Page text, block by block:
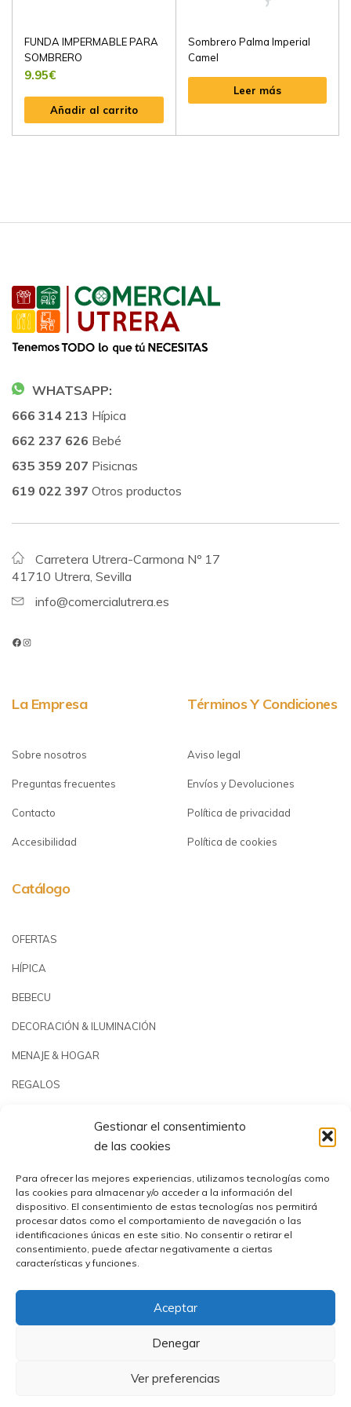
Gestionar el consentimiento
de las cookies
Para ofrecer las mejores experiencias, utilizamos tecnologías como
las cookies para almacenar y/o acceder a la información del
dispositivo. El consentimiento de estas tecnologías nos permitirá
procesar datos como el comportamiento de navegación o las
identificaciones únicas en este sitio. No consentir o retirar el
consentimiento, puede afectar negativamente a ciertas
características y funciones.
Aceptar
Denegar
Ver preferencias
FUNDA IMPERMABLE PARA
SOMBRERO
9.95€
Añadir al carrito
Sombrero Palma Imperial
Camel
Leer más
WHATSAPP:
666 314 213 Hípica
662 237 626 Bebé
635 359 207 Pisicnas
619 022 397 Otros productos
Carretera Utrera-Carmona Nº 17
41710 Utrera, Sevilla
info@comercialutrera.es
La Empresa
Sobre nosotros
Preguntas frecuentes
Contacto
Accesibilidad
Términos Y Condiciones
Aviso legal
Envíos y Devoluciones
Política de privacidad
Política de cookies
Catálogo
OFERTAS
HÍPICA
BEBECU
DECORACIÓN & ILUMINACIÓN
MENAJE & HOGAR
REGALOS
PISCINAS & REPUESTOS
Comercial Utrera s.l.© 2023 | CIF: B41194655